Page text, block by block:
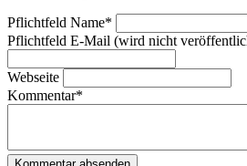
Pflichtfeld Name*
Pflichtfeld E-Mail (wird nicht
Webseite
Kommentar*